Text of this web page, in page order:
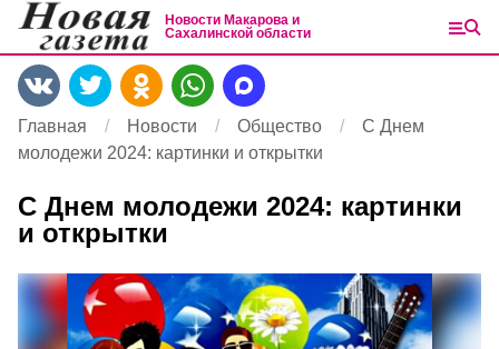
Новости Макарова и
Сахалинской области
Главная Новости Общество
С Днем
молодежи 2024: картинки и открытки
С Днем молодежи 2024: картинки
и открытки